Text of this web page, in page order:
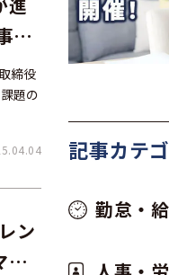
担
締役
題の
ン
ネ
記事カテ
勤怠・